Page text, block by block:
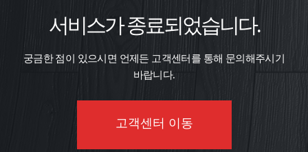
서비스가 종료되었습니다.
궁금한 점이 있으시면 언제든 고객센터를 통해 문의해주시기
바랍니다.
고객센터 이동